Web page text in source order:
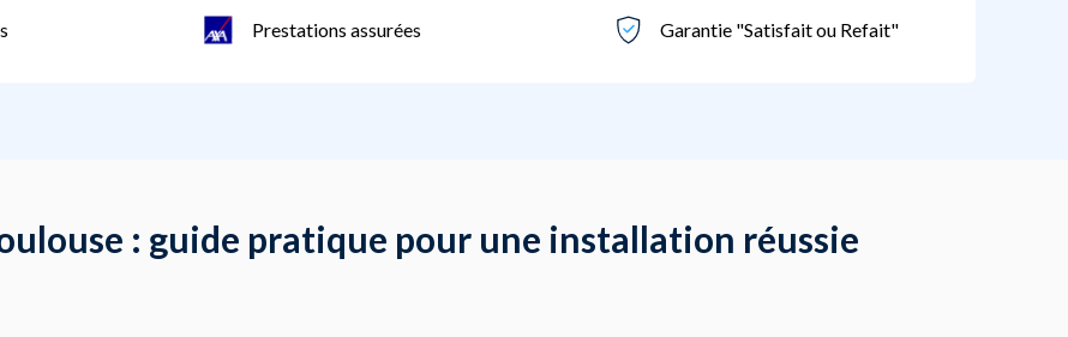
Prestations assurées Garantie "Satisfait ou Refait"
: guide pratique pour une installation réussie